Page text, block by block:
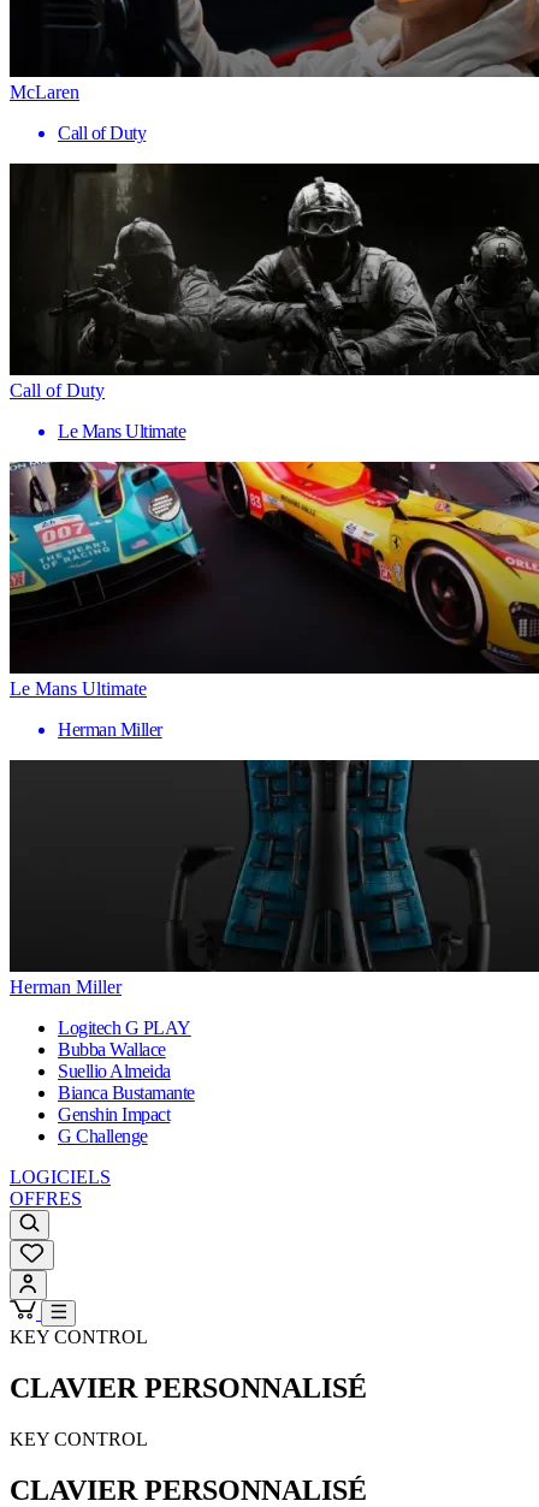
McLaren
Call of Duty
Call of Duty
Le Mans Ultimate
Le Mans Ultimate
Herman Miller
Herman Miller
Logitech G PLAY
Bubba Wallace
Suellio Almeida
Bianca Bustamante
Genshin Impact
G Challenge
LOGICIELS
OFFRES
KEY CONTROL
CLAVIER PERSONNALISÉ
KEY CONTROL
CLAVIER PERSONNALISÉ